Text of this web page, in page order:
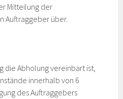
Mitteilung der
Auftraggeber über.
die Abholung vereinbart ist,
innerhalb von 6
des Auftraggebers